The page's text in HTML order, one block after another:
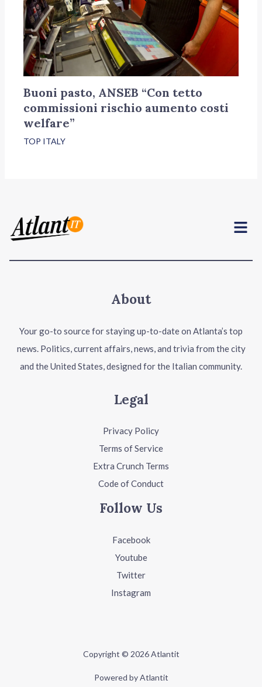
Buoni pasto, ANSEB “Con tetto
commissioni rischio aumento costi
welfare”
TOP ITALY
Menu
About
Your go-to source for staying up-to-date on Atlanta’s top
news. Politics, current affairs, news, and trivia from the city
and the United States, designed for the Italian community.
Legal
Privacy Policy
Terms of Service
Extra Crunch Terms
Code of Conduct
Follow Us
Facebook
Youtube
Twitter
Instagram
Copyright © 2026 Atlantit
Powered by Atlantit